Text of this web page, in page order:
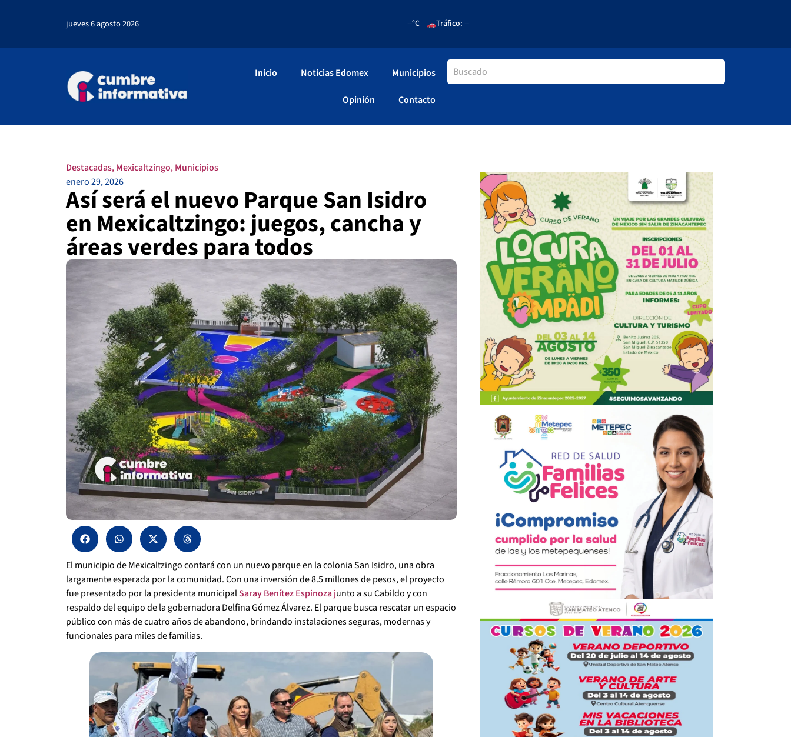
jueves 6 agosto 2026 --°C Tráfico: --
Inicio Noticias Edomex Municipios
Opinión Contacto
Destacadas,Mexicaltzingo,Municipios
enero 29, 2026
Así será el nuevo Parque San Isidro
en Mexicaltzingo: juegos, cancha y
áreas verdes para todos
El municipio de Mexicaltzingo contará con un nuevo parque en la colonia San Isidro, una obra
largamente esperada por la comunidad. Con una inversión de 8.5 millones de pesos, el proyecto
fue presentado por la presidenta municipalSaray Benítez Espinoza junto a su Cabildo y con
respaldo del equipo de la gobernadora Delfina Gómez Álvarez. El parque busca rescatar un espacio
público con más de cuatro años de abandono, brindando instalaciones seguras, modernas y
funcionales para miles de familias.